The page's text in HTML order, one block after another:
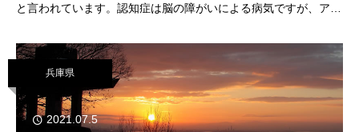
と言われています。認知症は脳の障がいによる病気ですが、アル
ており、慢性硬膜下血腫のように治療可能
兵庫県
2021.07.5